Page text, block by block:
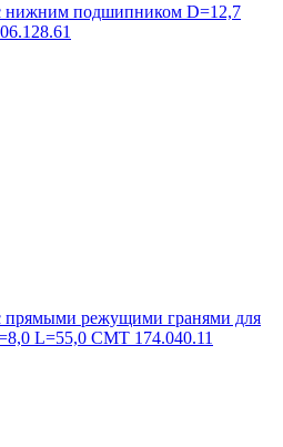
нижним подшипником D=12,7
прямыми режущими гранями для
L=55,0 CMT 174.040.11